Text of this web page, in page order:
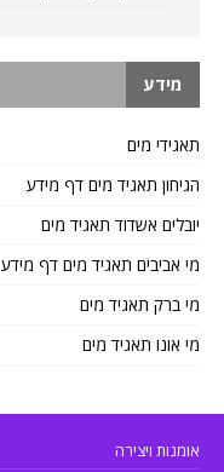
מידע
תאגידי מים
הגיחון תאגיד מים דף מידע
יובלים אשדוד תאגיד מים
מי אביבים תאגיד מים דף מידע
מי ברק תאגיד מים
מי אונו תאגיד מים
אומנות ויצירה